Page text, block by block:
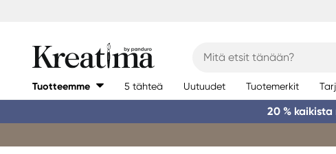
Tuotteemme 5 tähteä Uutuudet Tuotemerkit
20 %